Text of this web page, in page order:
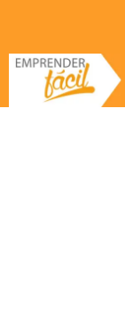
contenido